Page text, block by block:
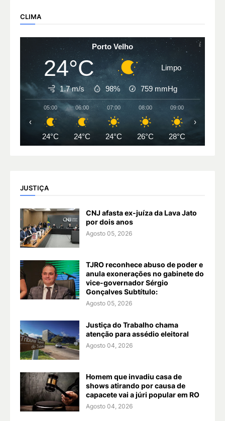
CLIMA
Porto Velho
24°C Limpo
1.7 m/s 98% 759 mmHg
05:00
24°C
06:00
24°C
07:00
24°C
08:00
26°C
09:00
28°C
‹ ›
JUSTIÇA
CNJ afasta ex-juíza da Lava Jato
por dois anos
Agosto 05, 2026
TJRO reconhece abuso de poder e
anula exonerações no gabinete do
vice-governador Sérgio
Gonçalves Subtítulo:
Agosto 05, 2026
Justiça do Trabalho chama
atenção para assédio eleitoral
Agosto 04, 2026
Homem que invadiu casa de
shows atirando por causa de
capacete vai a júri popular em RO
Agosto 04, 2026